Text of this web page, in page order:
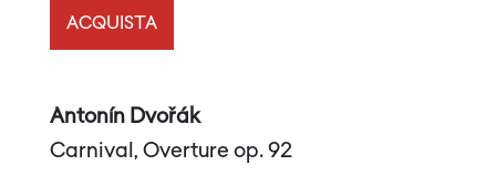
ACQUISTA
Antonín Dvořák
Carnival, Overture op. 92